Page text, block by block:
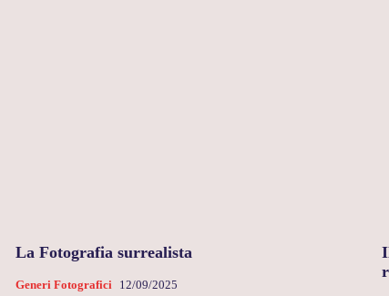
La Fotografia surrealista
Generi Fotografici 12/09/2025